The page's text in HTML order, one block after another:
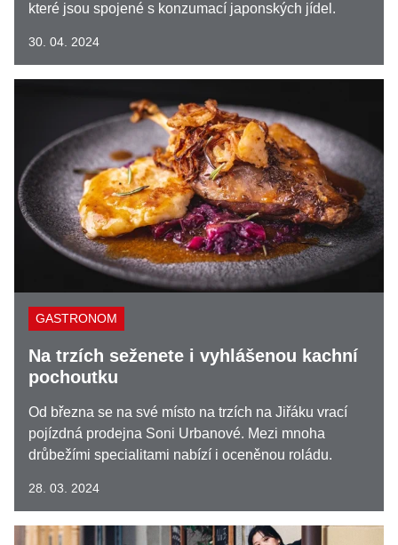
které jsou spojené s konzumací japonských jídel.
30. 04. 2024
GASTRONOM
Na trzích seženete i vyhlášenou kachní
pochoutku
Od března se na své místo na trzích na Jiřáku vrací
pojízdná prodejna Soni Urbanové. Mezi mnoha
drůbežími specialitami nabízí i oceněnou roládu.
28. 03. 2024